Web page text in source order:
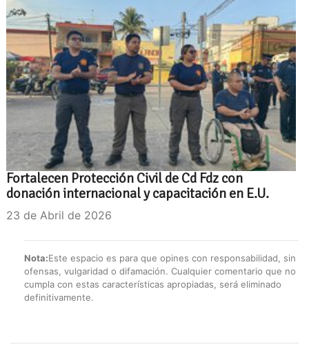
Fortalecen Protección Civil de Cd Fdz con
donación internacional y capacitación en E.U.
23 de Abril de 2026
Nota:Este espacio es para que opines con responsabilidad, sin
ofensas, vulgaridad o difamación. Cualquier comentario que no
cumpla con estas características apropiadas, será eliminado
definitivamente.